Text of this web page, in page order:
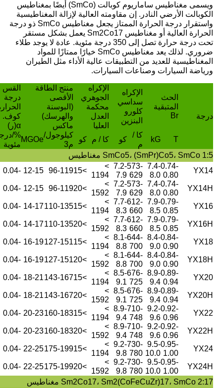
ويسمى مغناطيس ساماريوم كوبالت (SmCo) أيضًا بمغناطيس
الكوبالت الأرضي النادر. إن مقاومته العالية لإزالة المغناطيسية
واستقرار درجة الحرارة الممتاز يجعل مغناطيس SmCo ذو درجة
الحرارة العالية أو مغناطيس Sm2Co17 يعمل بشكل مستقر
تحت درجة حرارة تصل إلى 350 درجة مئوية. عادة لا يوجد طلاء
ضروري. لذلك يعد مغناطيس SmCo خيارًا ممتازًا للمواد
المغناطيسية للعديد من التطبيقات عالية الأداء مثل الطيران
ورياضة السيارات وصناعات السيارات.
درجة
الحث
المتبقية
Br
الإكراه
سداسي
كلورو
البنزين
الإكراه
الجوهري
محكمة
العدل
العليا
منتج الطاقة
الأقصى
(البوسنة
والهرسك)
ماكس
القس
درجة
كوف.
α(ر)
T
kG
كا /
م
كو كا / م كو
كيلوجول/
م3
MGOe
%/
مئوية
SmCo5، (SmPr)Co5، SmCo 1:5 مغناطيس
YX14
0.74-
0.80
7.4-
8.0
573-
629
7.2-
7.9
>
1194
>15
96-119
12-15
-0.04
YX14H
0.74-
0.80
7.4-
8.0
573-
629
7.2-
7.9
>
1592
>20
96-119
12-15
-0.04
YX16
0.79-
0.85
7.9-
8.5
612-
660
7.7-
8.3
>
1194
>15
110-135
14-17
-0.04
YX16H
0.79-
0.85
7.9-
8.5
612-
660
7.7-
8.3
>
1592
>20
110-135
14-17
-0.04
YX18
0.84-
0.90
8.4-
9.0
644-
700
8.1-
8.8
>
1194
>15
127-151
16-19
-0.04
YX18H
0.84-
0.90
8.4-
9.0
644-
700
8.1-
8.8
>
1592
>20
127-151
16-19
-0.04
YX20
0.89-
0.94
8.9-
9.4
676-
725
8.5-
9.1
>
1194
>15
143-167
18-21
-0.04
YX20H
0.89-
0.94
8.9-
9.4
676-
725
8.5-
9.1
>
1592
>20
143-167
18-21
-0.04
YX22
0.92-
0.96
9.2-
9.6
710-
748
8.9-
9.4
>
1194
>15
160-183
20-23
-0.04
YX22H
0.92-
0.96
9.2-
9.6
710-
748
8.9-
9.4
>
1592
>20
160-183
20-23
-0.04
YX24
0.95-
1.00
9.5-
10.0
730-
780
9.2-
9.8
>
1194
>15
175-199
22-25
-0.04
YX24H
0.95-
1.00
9.5-
10.0
730-
780
9.2-
9.8
>
1592
>20
175-199
22-25
-0.04
Sm2Co17، Sm2(CoFeCuZr)17، SmCo 2:17 مغناطيس